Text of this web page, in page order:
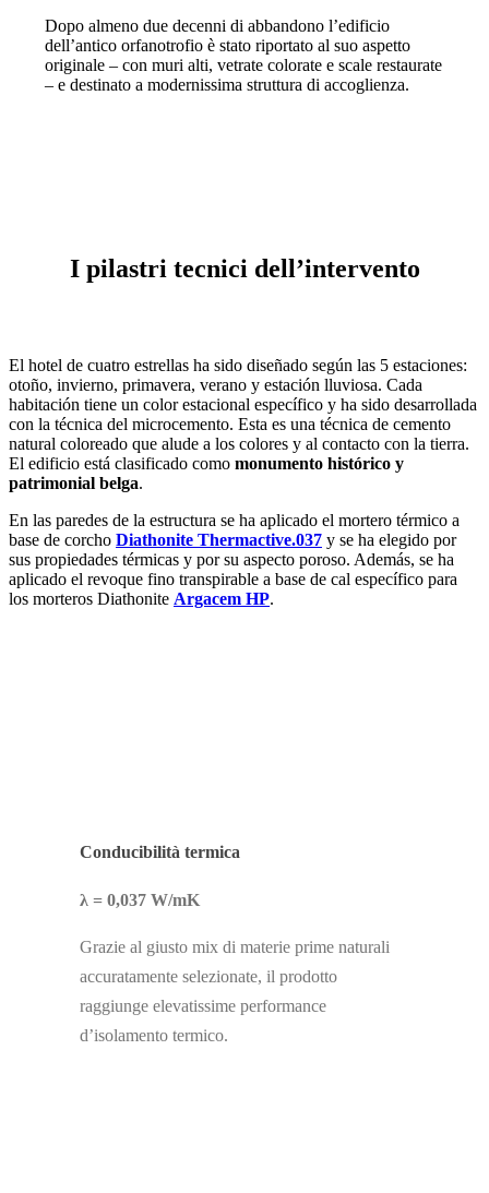
Dopo almeno due decenni di abbandono l’edificio
dell’antico orfanotrofio è stato riportato al suo aspetto
originale – con muri alti, vetrate colorate e scale restaurate
– e destinato a modernissima struttura di accoglienza.
I pilastri tecnici dell’intervento
El hotel de cuatro estrellas ha sido diseñado según las 5 estaciones:
otoño, invierno, primavera, verano y estación lluviosa. Cada
habitación tiene un color estacional específico y ha sido desarrollada
con la técnica del microcemento. Esta es una técnica de cemento
natural coloreado que alude a los colores y al contacto con la tierra.
El edificio está clasificado como monumento histórico y
patrimonial belga.
En las paredes de la estructura se ha aplicado el mortero térmico a
base de corcho Diathonite Thermactive.037 y se ha elegido por
sus propiedades térmicas y por su aspecto poroso. Además, se ha
aplicado el revoque fino transpirable a base de cal específico para
los morteros Diathonite Argacem HP.
Conducibilità termica
λ = 0,037 W/mK
Grazie al giusto mix di materie prime naturali
accuratamente selezionate, il prodotto
raggiunge elevatissime performance
d’isolamento termico.